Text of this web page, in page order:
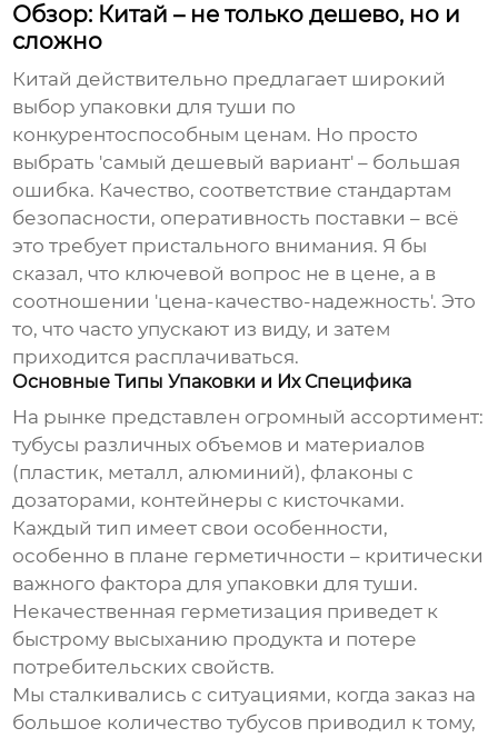
Обзор: Китай – не только дешево, но и
сложно
Китай действительно предлагает широкий
выборупаковки для туши по
конкурентоспособным ценам. Но просто
выбрать 'самый дешевый вариант' – большая
ошибка. Качество, соответствие стандартам
безопасности, оперативность поставки – всё
это требует пристального внимания. Я бы
сказал, что ключевой вопрос не в цене, а в
соотношении 'цена-качество-надежность'. Это
то, что часто упускают из виду, и затем
приходится расплачиваться.
Основные Типы Упаковки и Их Специфика
На рынке представлен огромный ассортимент:
тубусы различных объемов и материалов
(пластик, металл, алюминий), флаконы с
дозаторами, контейнеры с кисточками.
Каждый тип имеет свои особенности,
особенно в плане герметичности – критически
важного фактора дляупаковки для туши.
Некачественная герметизация приведет к
быстрому высыханию продукта и потере
потребительских свойств.
Мы сталкивались с ситуациями, когда заказ на
большое количество тубусов приводил к тому,